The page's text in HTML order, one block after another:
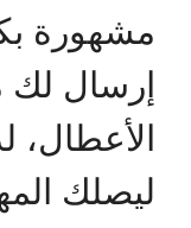
مشهورة
إرسال لك
الأعطال،
ليصلك